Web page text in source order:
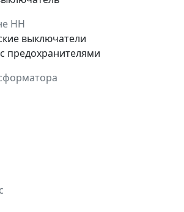
НН
выключатели
предохранителями